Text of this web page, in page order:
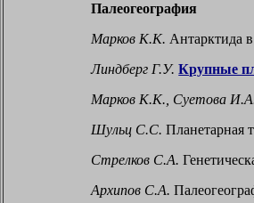
Палеогеография
Марков К.К. Антарктида
Линдберг Г.У. Крупные
Марков К.К., Суетова
Шульц С.С. Планетарная
Стрелков С.А.
Архипов С.А.